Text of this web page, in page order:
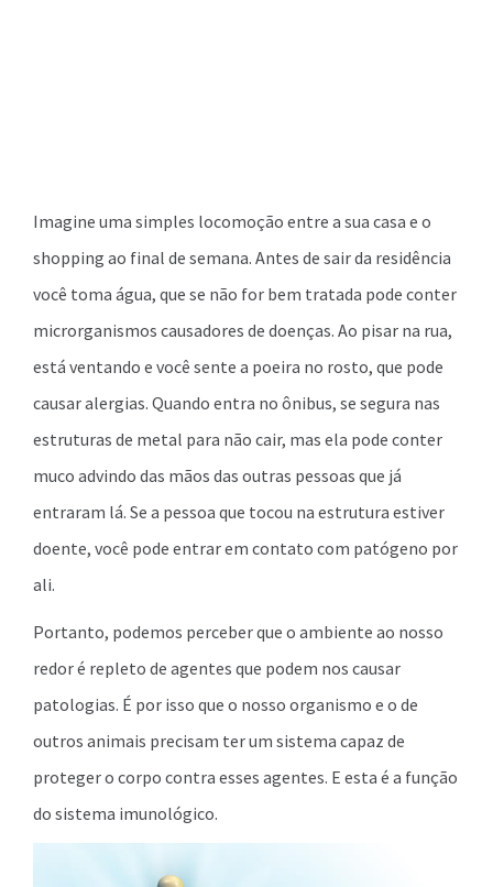
Imagine uma simples locomoção entre a sua casa e o
shopping ao final de semana. Antes de sair da residência
você toma água, que se não for bem tratada pode conter
microrganismos causadores de doenças. Ao pisar na rua,
está ventando e você sente a poeira no rosto, que pode
causar alergias. Quando entra no ônibus, se segura nas
estruturas de metal para não cair, mas ela pode conter
muco advindo das mãos das outras pessoas que já
entraram lá. Se a pessoa que tocou na estrutura estiver
doente, você pode entrar em contato com patógeno por
ali.
Portanto, podemos perceber que o ambiente ao nosso
redor é repleto de agentes que podem nos causar
patologias. É por isso que o nosso organismo e o de
outros animais precisam ter um sistema capaz de
proteger o corpo contra esses agentes. E esta é a função
do sistema imunológico.